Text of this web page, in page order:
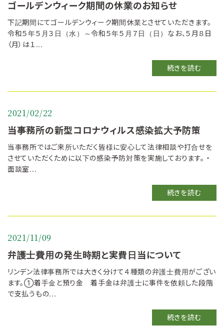
ゴールデンウィーク期間の休業のお知らせ
下記期間にてゴールデンウィーク期間休業とさせていただきます。
令和５年５月３日（水）～令和５年５月７日（日）なお、５月８日
（月）は１...
続きを読む
2021/02/22
当事務所の新型コロナウィルス感染拡大予防策
当事務所ではご来所いただく皆様に安心して法律相談や打合せを
させていただくために以下の感染予防対策を実施しております。 ・
面談室...
続きを読む
2021/11/09
弁護士費用の発生時期と実費日当について
リンデン法律事務所では大きく分けて４種類の弁護士費用がござい
ます。①着手金と預り金 着手金は弁護士に事件を依頼した段階
で支払うもの...
続きを読む